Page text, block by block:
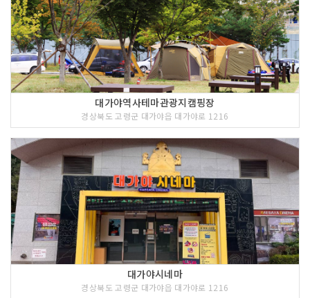
대가야역사테마관광지캠핑장
경상북도 고령군 대가야읍 대가야로 1216
대가야시네마
경상북도 고령군 대가야읍 대가야로 1216